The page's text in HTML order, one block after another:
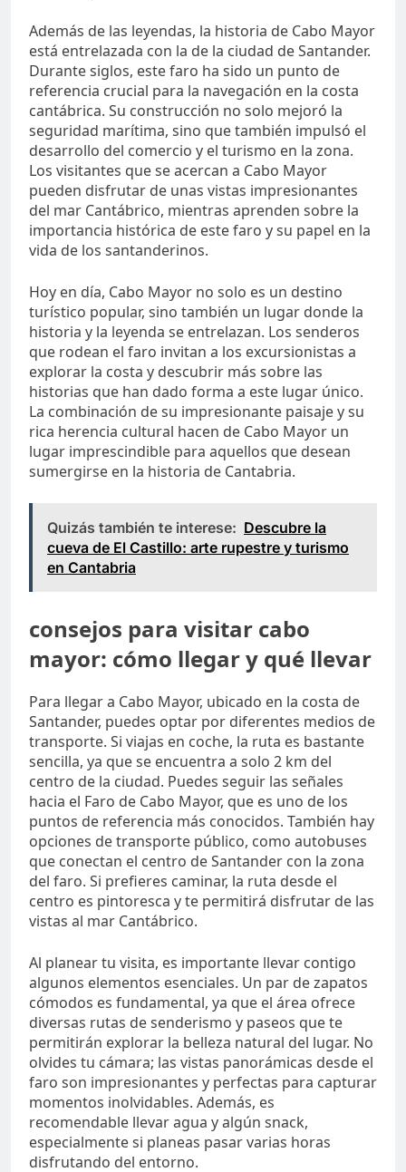
Además de las leyendas, la historia de Cabo Mayor
está entrelazada con la de la ciudad de Santander.
Durante siglos, este faro ha sido un punto de
referencia crucial para la navegación en la costa
cantábrica. Su construcción no solo mejoró la
seguridad marítima, sino que también impulsó el
desarrollo del comercio y el turismo en la zona.
Los visitantes que se acercan a Cabo Mayor
pueden disfrutar de unas vistas impresionantes
del mar Cantábrico, mientras aprenden sobre la
importancia histórica de este faro y su papel en la
vida de los santanderinos.
Hoy en día, Cabo Mayor no solo es un destino
turístico popular, sino también un lugar donde la
historia y la leyenda se entrelazan. Los senderos
que rodean el faro invitan a los excursionistas a
explorar la costa y descubrir más sobre las
historias que han dado forma a este lugar único.
La combinación de su impresionante paisaje y su
rica herencia cultural hacen de Cabo Mayor un
lugar imprescindible para aquellos que desean
sumergirse en la historia de Cantabria.
Quizás también te interese: Descubre la
cueva de El Castillo: arte rupestre y turismo
en Cantabria
consejos para visitar cabo
mayor: cómo llegar y qué llevar
Para llegar a Cabo Mayor, ubicado en la costa de
Santander, puedes optar por diferentes medios de
transporte. Si viajas en coche, la ruta es bastante
sencilla, ya que se encuentra a solo 2 km del
centro de la ciudad. Puedes seguir las señales
hacia el Faro de Cabo Mayor, que es uno de los
puntos de referencia más conocidos. También hay
opciones de transporte público, como autobuses
que conectan el centro de Santander con la zona
del faro. Si prefieres caminar, la ruta desde el
centro es pintoresca y te permitirá disfrutar de las
vistas al mar Cantábrico.
Al planear tu visita, es importante llevar contigo
algunos elementos esenciales. Un par de zapatos
cómodos es fundamental, ya que el área ofrece
diversas rutas de senderismo y paseos que te
permitirán explorar la belleza natural del lugar. No
olvides tu cámara; las vistas panorámicas desde el
faro son impresionantes y perfectas para capturar
momentos inolvidables. Además, es
recomendable llevar agua y algún snack,
especialmente si planeas pasar varias horas
disfrutando del entorno.